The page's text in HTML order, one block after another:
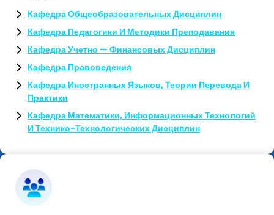
Кафедра Общеобразовательных Дисциплин
Кафедра Педагогики И Методики Преподавания
Кафедра Учетно — Финансовых Дисциплин
Кафедра Правоведения
Кафедра Иностранных Языков, Теории Перевода И
Практики
Кафедра Математики, Информационных Технологий
И Технико-Технологических Дисциплин